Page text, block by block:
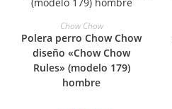
SELECCIONAR OPCIONES
Chow Chow
Polera perro Chow Chow
diseño «Chow Chow
Rules» (modelo 179)
hombre